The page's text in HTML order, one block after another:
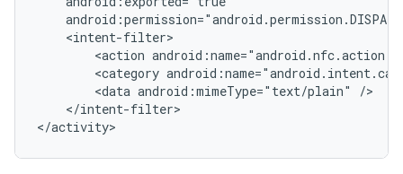
<action
<category
<data android:mimeType="text/plain"
</intent-filter>
</activity>